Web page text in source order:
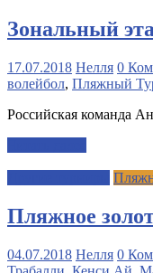
Зональный
17.07.2018 Нелля 0
волейбол, Пляжный
Российская команда
Пляжное
04.07.2018 Нелля 0